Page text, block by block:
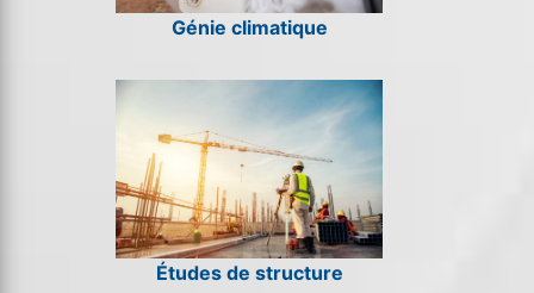
Génie climatique
Études de structure